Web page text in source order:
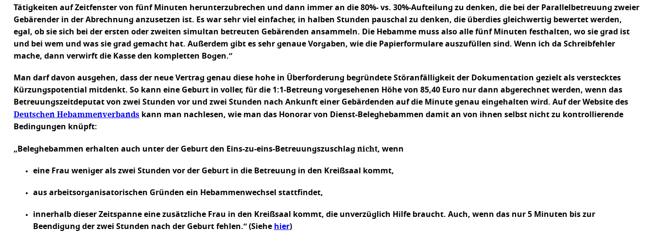
Tätigkeiten auf Zeitfenster von fünf Minuten herunterzubrechen und dann immer an die 80%- vs. 30%-Aufteilung zu denken, die bei der Parallelbetreuung zweier
Gebärender in der Abrechnung anzusetzen ist. Es war sehr viel einfacher, in halben Stunden pauschal zu denken, die überdies gleichwertig bewertet werden,
egal, ob sie sich bei der ersten oder zweiten simultan betreuten Gebärenden ansammeln. Die Hebamme muss also alle fünf Minuten festhalten, wo sie grad ist
und bei wem und was sie grad gemacht hat. Außerdem gibt es sehr genaue Vorgaben, wie die Papierformulare auszufüllen sind. Wenn ich da Schreibfehler
mache, dann verwirft die Kasse den kompletten Bogen.“
Man darf davon ausgehen, dass der neue Vertrag genau diese hohe in Überforderung begründete Störanfälligkeit der Dokumentation gezielt als verstecktes
Kürzungspotential mitdenkt. So kann eine Geburt in voller, für die 1:1-Betreung vorgesehenen Höhe von 85,40 Euro nur dann abgerechnet werden, wenn das
Betreuungszeitdeputat von zwei Stunden vor und zwei Stunden nach Ankunft einer Gebärdenden auf die Minute genau eingehalten wird. Auf der Website des
Deutschen Hebammenverbands kann man nachlesen, wie man das Honorar von Dienst-Beleghebammen damit an von ihnen selbst nicht zu kontrollierende
Bedingungen knüpft:
„Beleghebammen erhalten auch unter der Geburt den Eins-zu-eins-Betreuungszuschlag nicht, wenn
eine Frau weniger als zwei Stunden vor der Geburt in die Betreuung in den Kreißsaal kommt,
aus arbeitsorganisatorischen Gründen ein Hebammenwechsel stattfindet,
innerhalb dieser Zeitspanne eine zusätzliche Frau in den Kreißsaal kommt, die unverzüglich Hilfe braucht. Auch, wenn das nur 5 Minuten bis zur
Beendigung der zwei Stunden nach der Geburt fehlen.“ (Siehe hier)